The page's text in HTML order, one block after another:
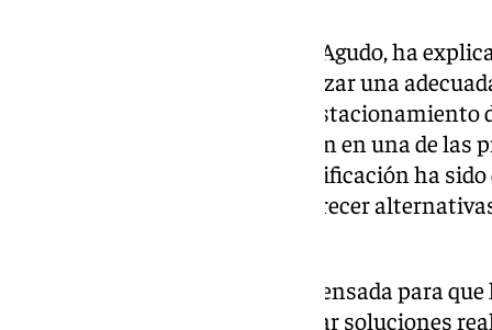
La concejala de Movilidad, Ana Agudo, ha
como principal objetivo garantizar una
la ciudad y las necesidades de
a cabo las obras de remodelación en una de
Agudo ha destacado que la planificación ha
molestias a los ciudadanos y ofrecer
“Se trata de una planificación pensada para
posibles, y con ella buscamos dar soluciones